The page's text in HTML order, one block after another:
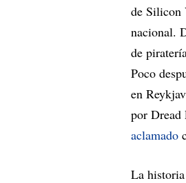
de Silicon
nacional.
de
Poco
en
por Dread
aclamado
La